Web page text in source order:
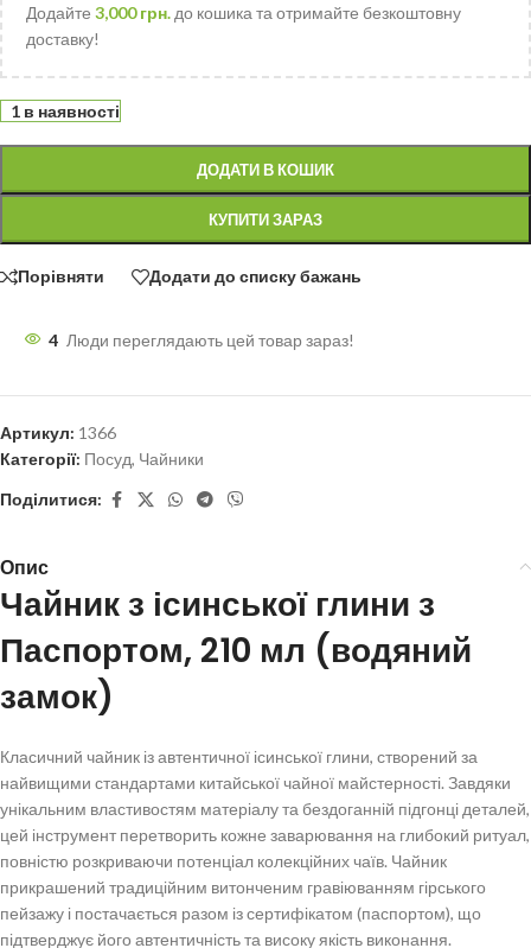
Додайте 3,000грн. до кошика та отримайте безкоштовну
доставку!
1 в наявності
ДОДАТИ В КОШИК
КУПИТИ ЗАРАЗ
Порівняти Додати до списку бажань
4 Люди переглядають цей товар зараз!
Артикул: 1366
Категорії: Посуд, Чайники
Поділитися:
Опис
Чайник з ісинської глини з
Паспортом, 210 мл (водяний
замок)
Класичний чайник із автентичної ісинської глини, створений за
найвищими стандартами китайської чайної майстерності. Завдяки
унікальним властивостям матеріалу та бездоганній підгонці деталей,
цей інструмент перетворить кожне заварювання на глибокий ритуал,
повністю розкриваючи потенціал колекційних чаїв. Чайник
прикрашений традиційним витонченим гравіюванням гірського
пейзажу і постачається разом із сертифікатом (паспортом), що
підтверджує його автентичність та високу якість виконання.